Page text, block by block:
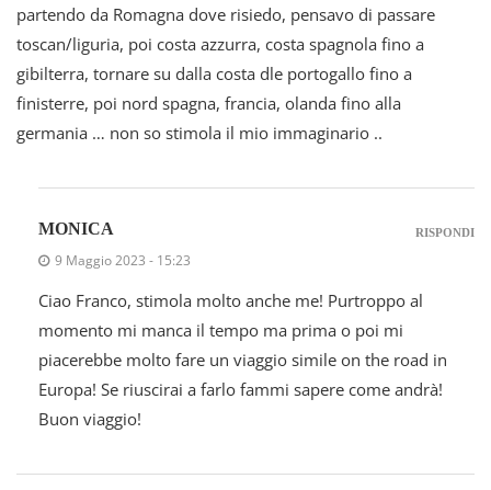
partendo da Romagna dove risiedo, pensavo di passare
toscan/liguria, poi costa azzurra, costa spagnola fino a
gibilterra, tornare su dalla costa dle portogallo fino a
finisterre, poi nord spagna, francia, olanda fino alla
germania … non so stimola il mio immaginario ..
MONICA
9 Maggio 2023 - 15:23
Ciao Franco, stimola molto anche me! Purtroppo al
momento mi manca il tempo ma prima o poi mi
piacerebbe molto fare un viaggio simile on the road in
Europa! Se riuscirai a farlo fammi sapere come andrà!
Buon viaggio!
RISPONDI